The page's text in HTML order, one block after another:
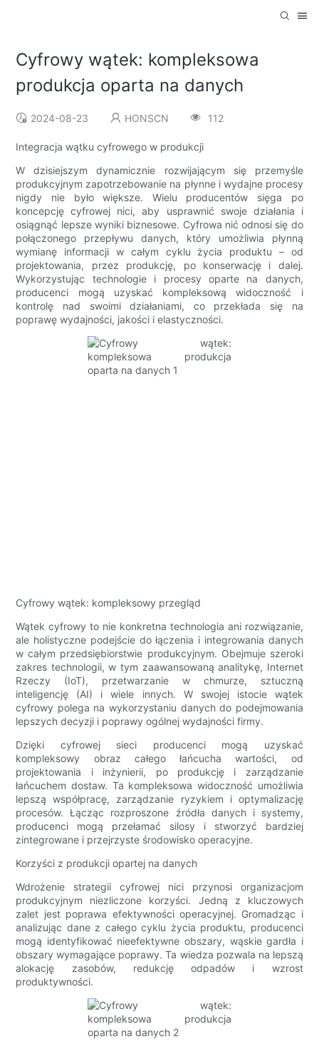
Cyfrowy wątek: kompleksowa
produkcja oparta na danych
2024-08-23 HONSCN 112
Integracja wątku cyfrowego w produkcji
W dzisiejszym dynamicznie rozwijającym się przemyśle
produkcyjnym zapotrzebowanie na płynne i wydajne procesy
nigdy nie było większe. Wielu producentów sięga po
koncepcję cyfrowej nici, aby usprawnić swoje działania i
osiągnąć lepsze wyniki biznesowe. Cyfrowa nić odnosi się do
połączonego przepływu danych, który umożliwia płynną
wymianę informacji w całym cyklu życia produktu – od
projektowania, przez produkcję, po konserwację i dalej.
Wykorzystując technologie i procesy oparte na danych,
producenci mogą uzyskać kompleksową widoczność i
kontrolę nad swoimi działaniami, co przekłada się na
poprawę wydajności, jakości i elastyczności.
Cyfrowy wątek: kompleksowy przegląd
Wątek cyfrowy to nie konkretna technologia ani rozwiązanie,
ale holistyczne podejście do łączenia i integrowania danych
w całym przedsiębiorstwie produkcyjnym. Obejmuje szeroki
zakres technologii, w tym zaawansowaną analitykę, Internet
Rzeczy (IoT), przetwarzanie w chmurze, sztuczną
inteligencję (AI) i wiele innych. W swojej istocie wątek
cyfrowy polega na wykorzystaniu danych do podejmowania
lepszych decyzji i poprawy ogólnej wydajności firmy.
Dzięki cyfrowej sieci producenci mogą uzyskać
kompleksowy obraz całego łańcucha wartości, od
projektowania i inżynierii, po produkcję i zarządzanie
łańcuchem dostaw. Ta kompleksowa widoczność umożliwia
lepszą współpracę, zarządzanie ryzykiem i optymalizację
procesów. Łącząc rozproszone źródła danych i systemy,
producenci mogą przełamać silosy i stworzyć bardziej
zintegrowane i przejrzyste środowisko operacyjne.
Korzyści z produkcji opartej na danych
Wdrożenie strategii cyfrowej nici przynosi organizacjom
produkcyjnym niezliczone korzyści. Jedną z kluczowych
zalet jest poprawa efektywności operacyjnej. Gromadząc i
analizując dane z całego cyklu życia produktu, producenci
mogą identyfikować nieefektywne obszary, wąskie gardła i
obszary wymagające poprawy. Ta wiedza pozwala na lepszą
alokację zasobów, redukcję odpadów i wzrost
produktywności.